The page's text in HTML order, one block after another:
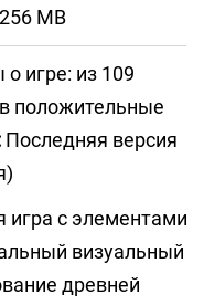
256 MB
игре: из 109
положительные
Последняя версия
игра с элементами
визуальный
древней